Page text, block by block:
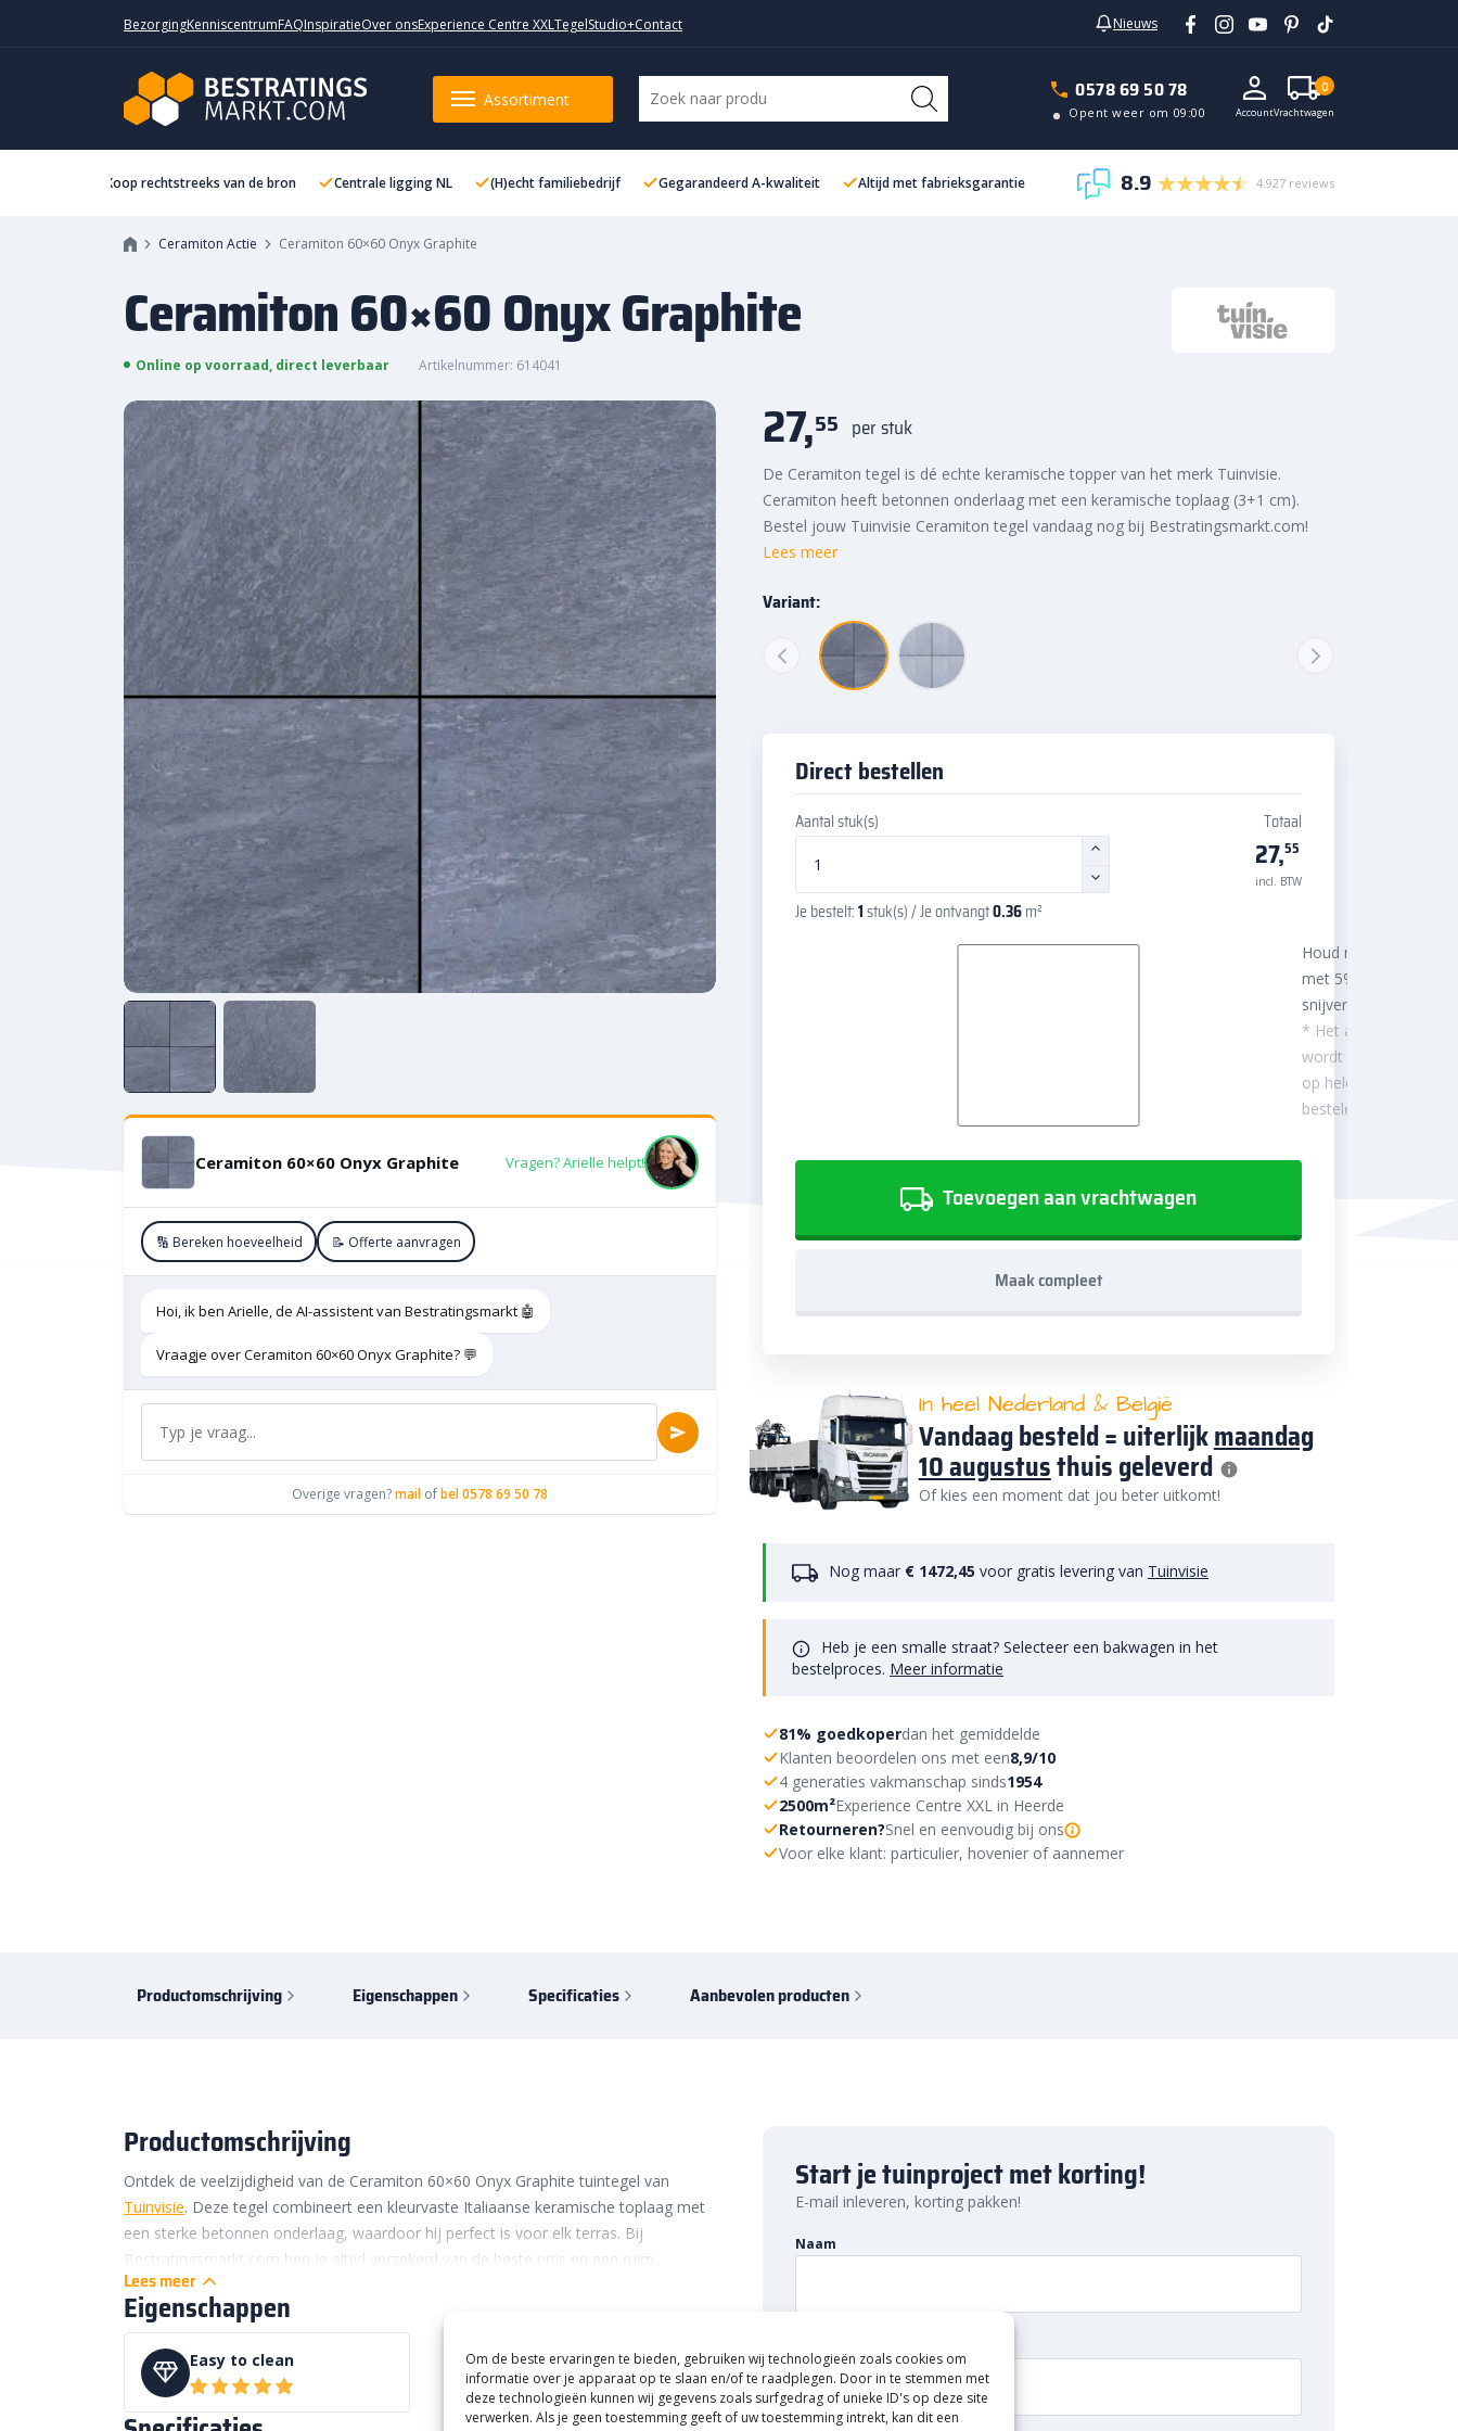
Om de beste ervaringen te bieden, gebruiken wij technologieën zoals cookies om
informatie over je apparaat op te slaan en/of te raadplegen. Door in te stemmen met
deze technologieën kunnen wij gegevens zoals surfgedrag of unieke ID's op deze site
verwerken. Als je geen toestemming geeft of uw toestemming intrekt, kan dit een
BezorgingKenniscentrumFAQInspiratieOver onsExperience Centre XXLTegelStudio+Contact Nieuws
Assortiment 0578 69 50 78
Opent weer om 09:00 AccountVrachtwagen
0
Koop rechtstreeks van de bron Centrale ligging NL (H)echt familiebedrijf Gegarandeerd A-kwaliteit Altijd met fabrieksgarantie 8.9 4.927 reviews
Ceramiton Actie Ceramiton 60×60 Onyx Graphite
Ceramiton 60×60 Onyx Graphite
Online op voorraad, direct leverbaar Artikelnummer: 614041
Ceramiton 60×60 Onyx Graphite Vragen? Arielle helpt!
🔢 Bereken hoeveelheid 📝 Offerte aanvragen
Hoi, ik ben Arielle, de AI-assistent van Bestratingsmarkt 🤖
Vraagje over Ceramiton 60×60 Onyx Graphite? 💬
Overige vragen?mail ofbel 0578 69 50 78
27,55 per stuk
De Ceramiton tegel is dé echte keramische topper van het merk Tuinvisie.
Ceramiton heeft betonnen onderlaag met een keramische toplaag (3+1 cm).
Bestel jouw Tuinvisie Ceramiton tegel vandaag nog bij Bestratingsmarkt.com!
Lees meer
Variant:
Direct bestellen
Aantal stuk(s)
Je bestelt:1stuk(s)/ Je ontvangt0.36m²
Totaal
27,55
incl. BTW
Houd rekening
met 5%
snijverlies
* Het aantal m²
wordt afgerond
op hele
besteleenheden.
Toevoegen aan vrachtwagen
Maak compleet
In heel Nederland & België
Vandaag besteld = uiterlijkmaandag
10 augustusthuis geleverd
Of kies een moment dat jou beter uitkomt!
Nog maar € 1472,45 voor gratis levering van Tuinvisie
Heb je een smalle straat? Selecteer een bakwagen in het
bestelproces. Meer informatie
81% goedkoperdan het gemiddelde
Klanten beoordelen ons met een8,9/10
4 generaties vakmanschap sinds1954
2500m²Experience Centre XXL in Heerde
Retourneren?Snel en eenvoudig bij ons
Voor elke klant: particulier, hovenier of aannemer
Productomschrijving Eigenschappen Specificaties Aanbevolen producten
Productomschrijving
Ontdek de veelzijdigheid van de Ceramiton 60×60 Onyx Graphite tuintegel van
Tuinvisie. Deze tegel combineert een kleurvaste Italiaanse keramische toplaag met
een sterke betonnen onderlaag, waardoor hij perfect is voor elk terras. Bij
Bestratingsmarkt.com ben je altijd verzekerd van de beste prijs en een ruim
assortiment. Bestel je Ceramiton 60×60 tegel eenvoudig online en profiteer van
snelle levering.
Voordelen Ceramiton 60×60
De Ceramiton 60×60 tegel biedt meerdere voordelen voor jouw tuin. Zo profiteer je
van de volgende voordelen:
Lees meer
Eigenschappen
Easy to clean
Start je tuinproject met korting!
E-mail inleveren, korting pakken!
Naam
Ceramiton 60x60 Onyx Graphite In vrachtwagen